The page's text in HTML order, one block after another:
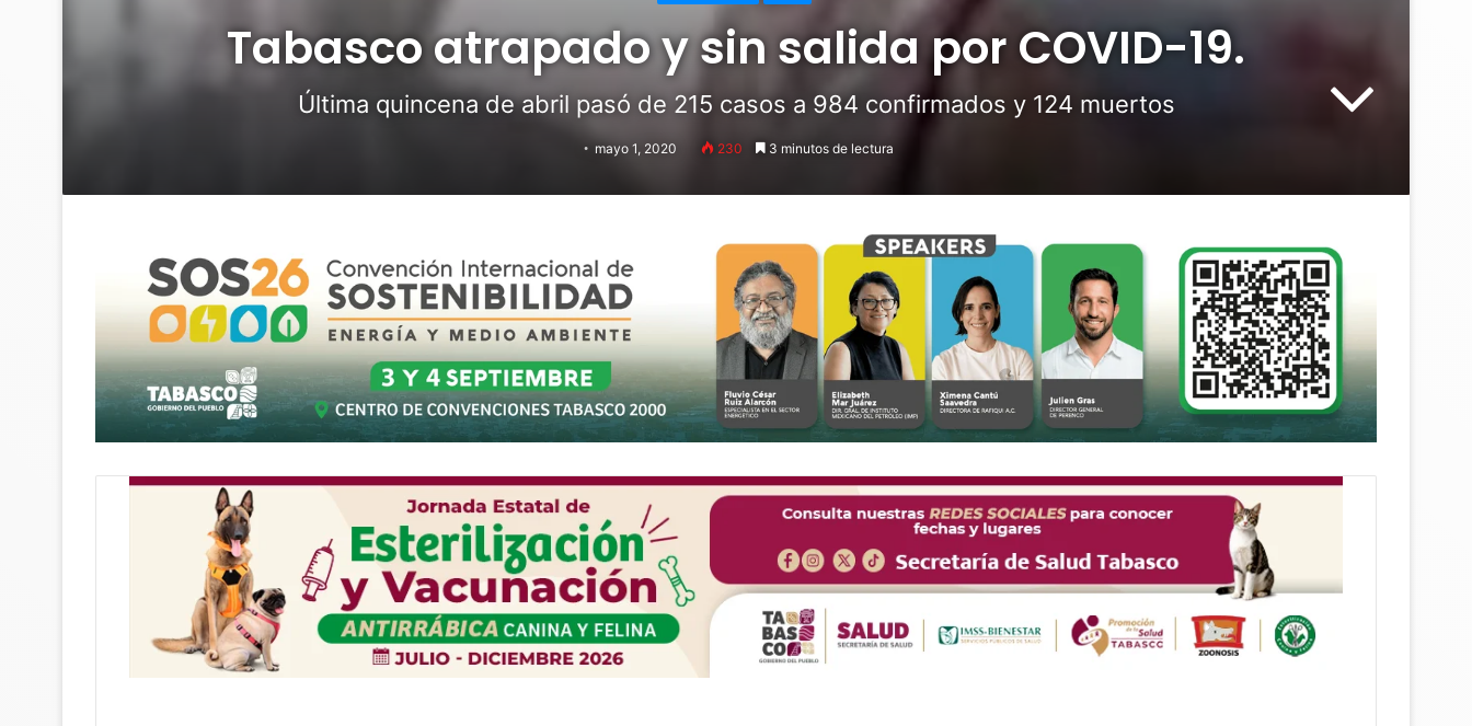
Tabasco atrapado y sin salida por COVID-19.
Última quincena de abril pasó de 215 casos a 984 confirmados y 124 muertos
mayo 1, 2020 230 3 minutos de lectura